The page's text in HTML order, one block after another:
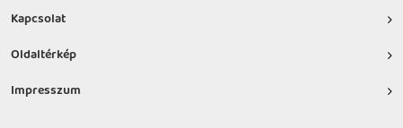
Kapcsolat
Oldaltérkép
Impresszum